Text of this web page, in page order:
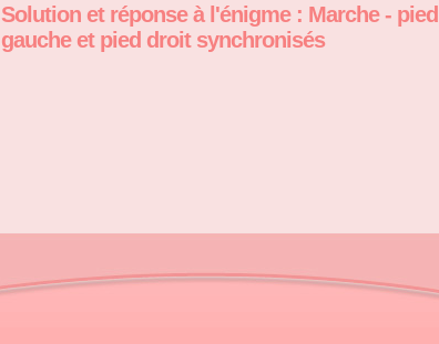
Solution et réponse à l'énigme : Marche - pied
gauche et pied droit synchronisés